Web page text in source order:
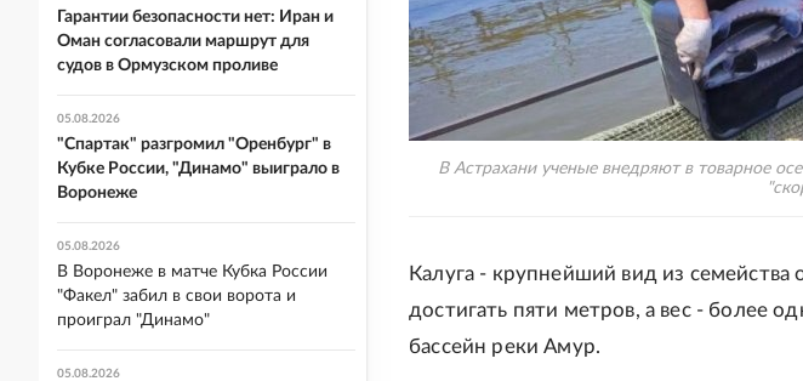
В Астрахани ученые внедряют в товарное
Калуга - крупнейший вид из
достигать пяти метров, а вес - более
бассейн реки Амур.
Гарантии безопасности нет: Иран и
Оман согласовали маршрут для
судов в Ормузском проливе
05.08.2026
"Спартак" разгромил "Оренбург" в
Кубке России, "Динамо" выиграло в
Воронеже
05.08.2026
В Воронеже в матче Кубка России
"Факел" забил в свои ворота и
проиграл "Динамо"
05.08.2026